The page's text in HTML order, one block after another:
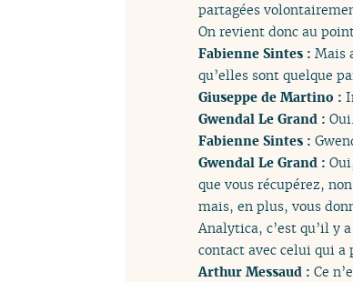
partagées
On revient donc au
Fabienne Sintes : Mais
qu’elles sont quelque
Giuseppe de Martino :
Gwendal Le Grand : Oui.
Fabienne Sintes :
Gwendal Le Grand :
que vous récupérez,
mais, en plus, vous
Analytica, c’est qu’il y
contact avec celui qui a
Arthur Messaud : Ce